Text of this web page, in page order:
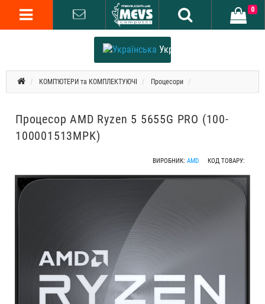
Українська
0
КОМП'ЮТЕРИ та КОМПЛЕКТУЮЧІ Процесори
Процесор AMD Ryzen 5 5655G PRO (100-
100001513MPK)
ВИРОБНИК: AMD КОД ТОВАРУ: